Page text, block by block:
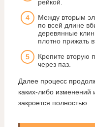
рейкой.
Между вторым
по всей длине
деревянные
плотно прижать
Крепите вторую
через паз.
Далее процесс
каких-либо
закроется полностью.